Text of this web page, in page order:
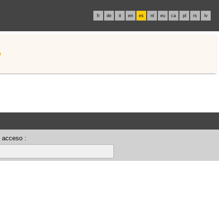
fr de it en es nl eu ca pl rs lv
acceso :